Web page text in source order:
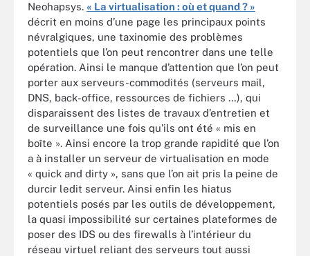
Neohapsys. « La virtualisation : où et quand ? »
décrit en moins d’une page les principaux points
névralgiques, une taxinomie des problèmes
potentiels que l’on peut rencontrer dans une telle
opération. Ainsi le manque d’attention que l’on peut
porter aux serveurs-commodités (serveurs mail,
DNS, back-office, ressources de fichiers …), qui
disparaissent des listes de travaux d’entretien et
de surveillance une fois qu’ils ont été « mis en
boîte ». Ainsi encore la trop grande rapidité que l’on
a à installer un serveur de virtualisation en mode
« quick and dirty », sans que l’on ait pris la peine de
durcir ledit serveur. Ainsi enfin les hiatus
potentiels posés par les outils de développement,
la quasi impossibilité sur certaines plateformes de
poser des IDS ou des firewalls à l’intérieur du
réseau virtuel reliant des serveurs tout aussi